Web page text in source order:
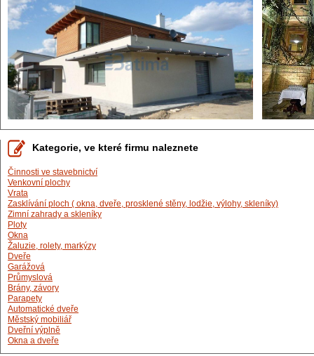
Kategorie, ve které firmu naleznete
Činnosti ve stavebnictví
Venkovní plochy
Vrata
Zasklívání ploch ( okna, dveře, prosklené stěny, lodžie, výlohy, skleníky)
Zimní zahrady a skleníky
Ploty
Okna
Žaluzie, rolety, markýzy
Dveře
Garážová
Průmyslová
Brány, závory
Parapety
Automatické dveře
Městský mobiliář
Dveřní výplně
Okna a dveře